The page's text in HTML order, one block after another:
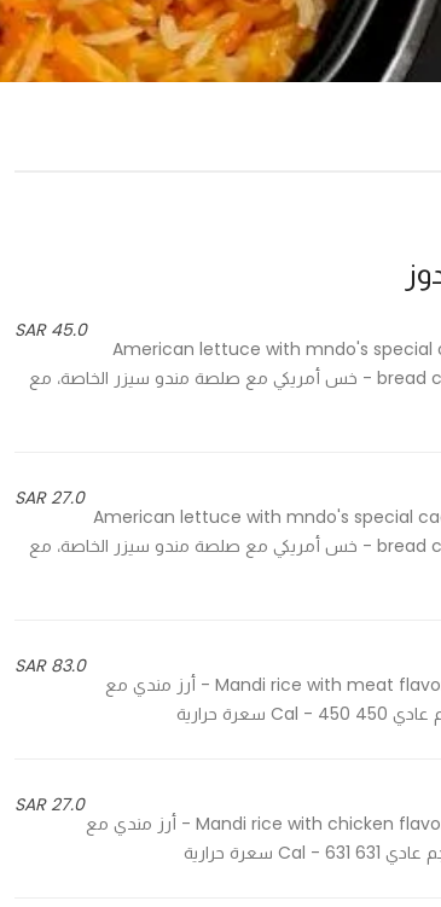
45.0 SAR
American lettuce with mndo's special
bread cubes & parmesan cheese with the awesome mnndo caesar sauce - خس أمريكي مع صلصة مندو سيزر الخاصة، مع
27.0 SAR
American lettuce with mndo's special
bread cubes & parmesan cheese with the awesome mnndo caesar sauce - خس أمريكي مع صلصة مندو سيزر الخاصة، مع
83.0 SAR
Mandi rice with meat flavored with mndo's special recipe, cooked in the original way of mandi - أرز مندي مع
27.0 SAR
Mandi rice with chicken flavored with mndo's special recipe, cooked in the original way of mandi - أرز مندي مع